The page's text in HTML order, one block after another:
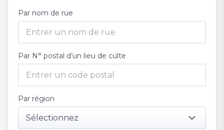
Par nom de rue
Par N° postal d’un lieu de culte
Par région
Sélectionnez